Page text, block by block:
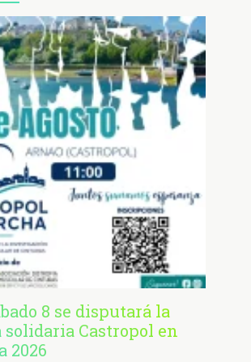
8 se disputará la
solidaria Castropol en
2026